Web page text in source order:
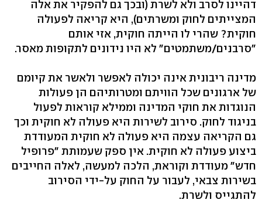
דהיינו לסרב ולא לשרת (ובכך גם להפקיר את אלה
המצייתים לחוק ומשרתים), היא קריאה לפעולה
חוקית? שהרי לו הייתה חוקית, אזי אותם
"סרבנים/משתמטים" לא היו נידונים לתקופות מאסר.
מדינה ריבונית אינה יכולה לאפשר ולאשר את קיומם
של ארגונים שכל הוויתם ומטרותיהם הן פעולות
הנוגדות את חוקי המדינה וממילא קוראות לפעול
בניגוד לחוק. סירוב לשירות היא פעולה לא חוקית וכך
גם הקריאה עצמה היא פעולה לא חוקית המעודדת
ביצוע פעולה לא חוקית. אין ספק שעמותת "פרופיל
חדש" מעודדת וקוראת, הלכה למעשה, לאלה החייבים
בשירות צבאי, לעבור על החוק על-ידי הסירוב
להתגייס ולשרת.